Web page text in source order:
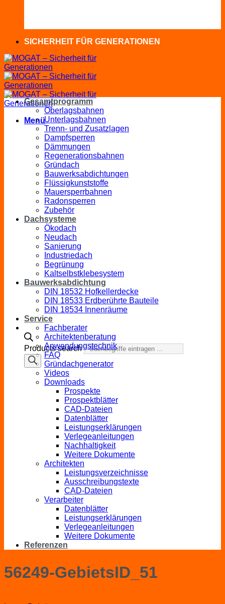
SICHERHEIT FÜR GENERATIONEN
Menü
Products search
Gesamtprogramm
Oberlagsbahnen
Unterlagsbahnen
Trenn- und Zusatzlagen
Dampfsperren
Dämmungen
Regenerationsbahnen
Gründach
Bauwerksabdichtungen
Flüssigkunststoffe
Mauersperrbahnen
Radonsperren
Zubehör
Dachsysteme
Ökodach
Neudach
Sanierung
Industriedach
Begrünung
Kaltselbstklebesystem
Bauwerksabdichtung
DIN 18532 Hofkellerdecke
DIN 18533 Erdberührte Bauteile
DIN 18534 Innenräume
Service
Fachberater
Architektenberatung
Anwendungstechnik
FAQ
Gründachgenerator
Videos
Downloads
Prospekte
Prospektblätter
CAD-Dateien
Datenblätter
Leistungserklärungen
Verlegeanleitungen
Nachhaltigkeit
Weitere Dokumente
Architekten
Leistungsverzeichnisse
Ausschreibungstexte
CAD-Dateien
Verarbeiter
Datenblätter
Leistungserklärungen
Verlegeanleitungen
Weitere Dokumente
Referenzen
56249-GebietsID_51